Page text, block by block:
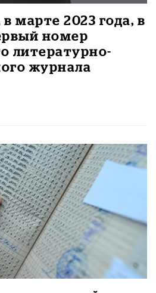
марте 2023 года, в
номер
литературно-
журнала